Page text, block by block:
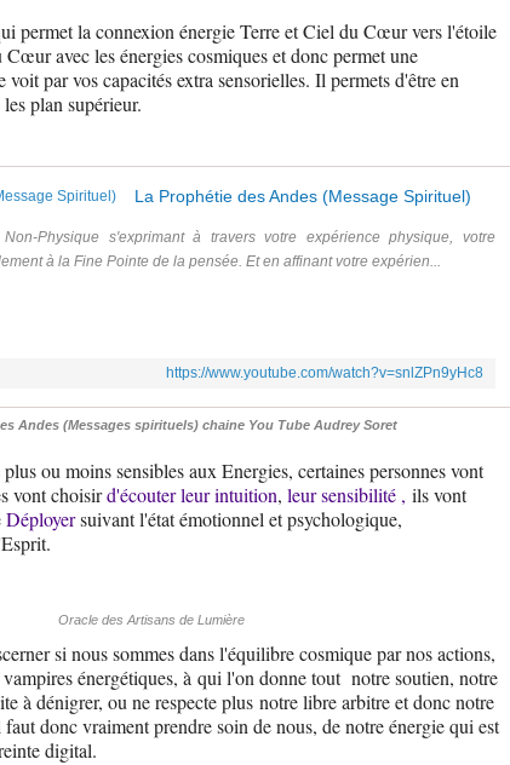
permet la connexion énergie Terre et Ciel du Cœur vers l'étoile
avec les énergies cosmiques et donc permet une
par vos capacités extra sensorielles. Il permets d'être en
plan supérieur.
La Prophétie des Andes (Message Spirituel)
Physique s'exprimant à travers votre expérience physique, votre
à la Fine Pointe de la pensée. Et en affinant votre expérien...
https://www.youtube.com/watch?v=snlZPn9yHc8
Andes (Messages spirituels) chaine You Tube Audrey Soret
ou moins sensibles aux Energies, certaines personnes vont
vont choisird'écouter leur intuition, leur sensibilité , ils vont
Déployersuivant l'état émotionnel et psychologique,
Oracle des Artisans de Lumière
si nous sommes dans l'équilibre cosmique par nos actions,
vampires énergétiques, à qui l'on donne tout notre soutien, notre
à dénigrer, ou ne respecte plus notre libre arbitre et donc notre
donc vraiment prendre soin de nous, de notre énergie qui est
digital.